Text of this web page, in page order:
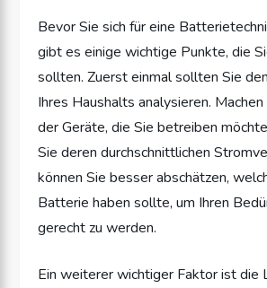
Bevor Sie sich für eine
gibt es einige wichtige Punkte, die
sollten. Zuerst einmal sollten Sie
Ihres Haushalts analysieren.
der Geräte, die Sie betreiben
Sie deren durchschnittlichen
können Sie besser abschätzen,
Batterie haben sollte, um Ihren
gerecht zu werden.
Ein weiterer wichtiger Faktor ist die